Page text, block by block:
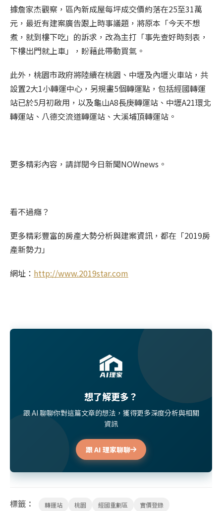
據詹家杰觀察，區內新成屋每坪成交價約落在25至31萬
元，最近有建案廣告跟上時事議題，將原本「今天不想
煮，就到樓下吃」的訴求，改為主打「事先查好時刻表，
下樓出門就上車」，盼藉此帶動買氣。
此外，桃園市政府將陸續在桃園、中壢及內壢火車站，共
設置2大1小轉運中心，另規畫5個轉運點，包括經國轉運
站已於5月初啟用，以及龜山A8長庚轉運站、中壢A21環北
轉運站、八德交流道轉運站、大溪埔頂轉運站。
更多精彩內容，請詳閱今日新聞NOWnews。
看不過癮？
更多精彩豐富的房產大勢分析與建案資訊，都在「2019房
產新勢力」
網址： http://www.2019star.com
想了解更多？
跟 AI 聊聊你對這篇文章的想法，獲得更多深度分析與相關
資訊
跟 AI 理家聊聊
標籤： 轉運站 桃園 經國重劃區 實價登錄